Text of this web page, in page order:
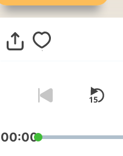
00:00